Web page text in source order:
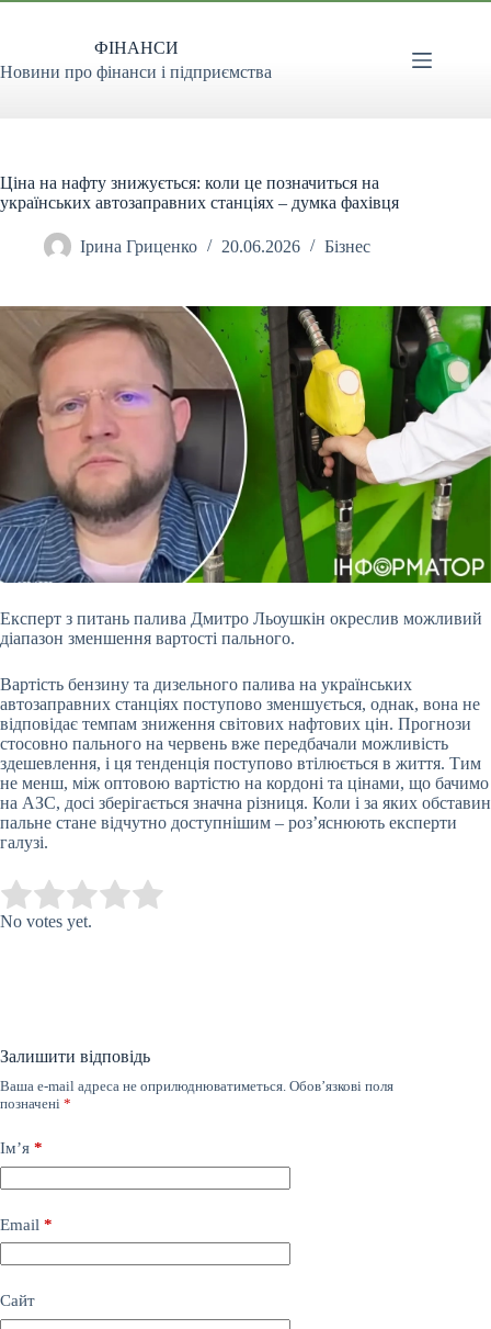
Перейти
ФІНАНСИ
Новини про фінанси і підприємства
Ціна на нафту знижується: коли це позначиться на
українських автозаправних станціях – думка фахівця
Ірина Гриценко 20.06.2026 Бізнес
Експерт з питань палива Дмитро Льоушкін окреслив можливий
діапазон зменшення вартості пального.
Вартість бензину та дизельного палива на українських
автозаправних станціях поступово зменшується, однак, вона не
відповідає темпам зниження світових нафтових цін. Прогнози
стосовно пального на червень вже передбачали можливість
здешевлення, і ця тенденція поступово втілюється в життя. Тим
не менш, між оптовою вартістю на кордоні та цінами, що бачимо
на АЗС, досі зберігається значна різниця. Коли і за яких обставин
пальне стане відчутно доступнішим – роз’яснюють експерти
галузі.
Rate this item:
No votes yet.
Залишити відповідь
Ваша e-mail адреса не оприлюднюватиметься. Обов’язкові поля
позначені *
Ім’я *
Email *
Сайт